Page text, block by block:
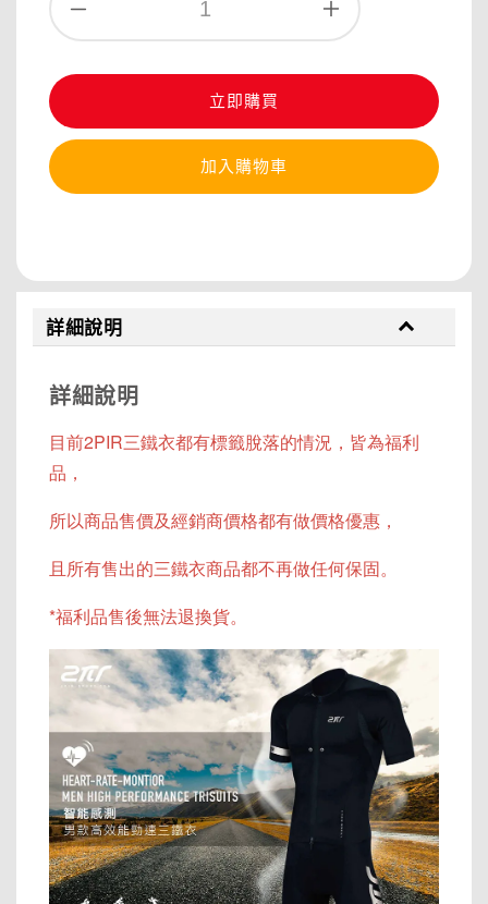
立即購買
加入購物車
詳細說明
詳細說明
目前2PIR三鐵衣都有標籤脫落的情況，皆為福利
品，
所以商品售價及經銷商價格都有做價格優惠，
且所有售出的三鐵衣商品都不再做任何保固。
*福利品售後無法退換貨。